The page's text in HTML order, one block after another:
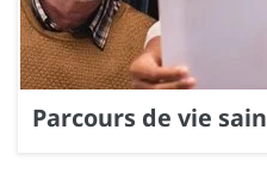
Parcours de vie sain